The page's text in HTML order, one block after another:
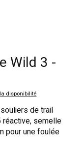
Wild 3 -
disponibilité
de trail
semelle
pour une foulée